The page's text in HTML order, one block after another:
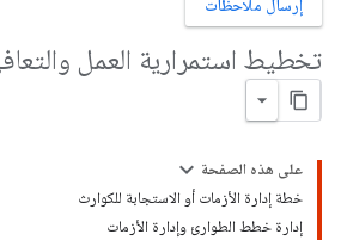
إرسال ملاحظات
تخطيط استمرارية العمل
على هذه الصفحة
خطة إدارة الأزمات أو الاستجابة للكوارث
إدارة خطط الطوارئ وإدارة الأزمات